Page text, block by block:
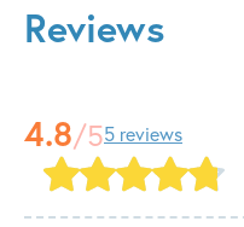
Reviews
4.8/55 reviews